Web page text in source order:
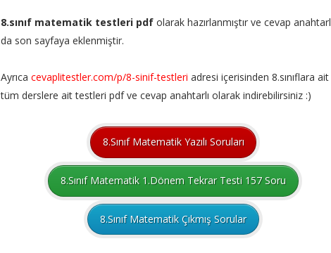
8.sınıf matematik testleri pdf olarak hazırlanmıştır ve cevap
da son sayfaya eklenmiştir.
Ayrıca cevaplitestler.com/p/8-sinif-testleri adresi içerisinden 8.sınıflara ait
tüm derslere ait testleri pdf ve cevap anahtarlı olarak indirebilirsiniz :)
8.Sınıf Matematik Yazılı Soruları
8.Sınıf Matematik 1.Dönem Tekrar Testi 157 Soru
8.Sınıf Matematik Çıkmış Sorular